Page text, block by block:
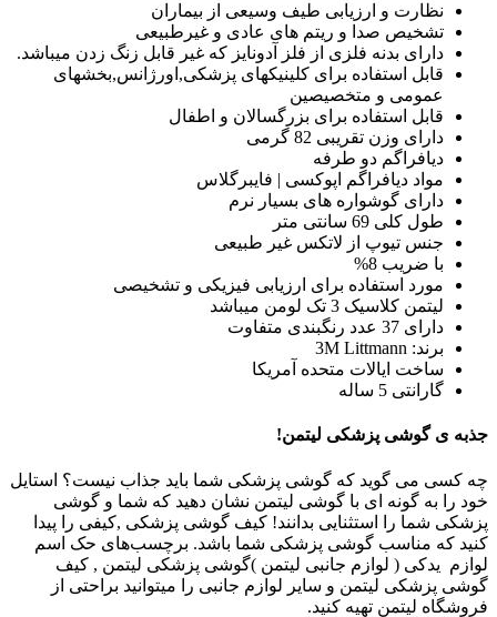
نظارت و ارزیابی طیف وسیعی از بیماران
تشخیص صدا و ریتم های عادی و غیرطبیعی
دارای بدنه فلزی از فلز آدونایز که غیر قابل زنگ زدن میباشد.
قابل استفاده برای کلینیکهای پزشکی,اورژانس,بخشهای
عمومی و متخصیصین
قابل استفاده برای بزرگسالان و اطفال
دارای وزن تقریبی 82 گرمی
دیافراگم دو طرفه
مواد دیافراگم اپوکسی | فایبرگلاس
دارای گوشواره های بسیار نرم
طول کلی 69 سانتی متر
جنس تیوپ از لاتکس غیر طبیعی
با ضریب 8%
مورد استفاده برای ارزیابی فیزیکی و تشخیصی
لیتمن کلاسیک 3 تک لومن میباشد
دارای 37 عدد رنگبندی متفاوت
برند: 3M Littmann
ساخت ایالات متحده آمریکا
گارانتی 5 ساله
جذبه ی گوشی پزشکی لیتمن!
چه کسی می گوید که گوشی پزشکی شما باید جذاب نیست؟ استایل
خود را به گونه ای با گوشی لیتمن نشان دهید که شما و گوشی
پزشکی شما را استثنایی بدانند! کیف گوشی پزشکی ,کیفی را پیدا
کنید که مناسب گوشی پزشکی شما باشد. برچسب‌های حک اسم
لوازم یدکی ( لوازم جانبی لیتمن )گوشی پزشکی لیتمن , کیف
گوشی پزشکی لیتمن و سایر لوازم جانبی را میتوانید براحتی از
فروشگاه لیتمن تهیه کنید.